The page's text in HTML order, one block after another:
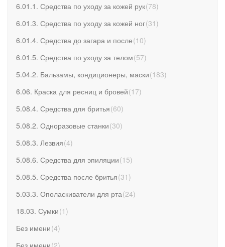
6.01.1. Средства по уходу за кожей рук(78)
6.01.3. Средства по уходу за кожей ног(31 )
6.01.4. Средства до загара и после(10)
6.01.5. Средства по уходу за телом(57)
5.04.2. Бальзамы, кондиционеры, маски(183)
6.06. Краска для ресниц и бровей(17)
5.08.4. Средства для бритья(60)
5.08.2. Одноразовые станки(30)
5.08.3. Лезвия(4)
5.08.6. Средства для эпиляции(15)
5.08.5. Средства после бритья(31 )
5.03.3. Ополаскиватели для рта(24)
18.03. Сумки(1 )
Без имени(4)
Без имени(2)